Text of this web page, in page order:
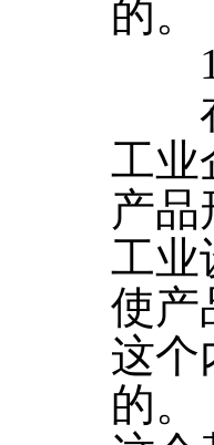
的。
1
在
工业
产品
工业
使产
这个
的。